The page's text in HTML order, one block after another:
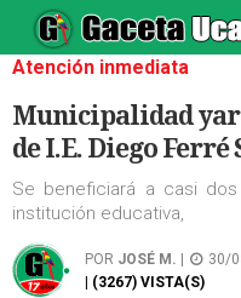
Atención inmediata
Municipalidad
de I.E. Diego Ferré
Se beneficiará a casi
institución educativa,
POR JOSÉ M. 30/
| (3267) VISTA(S)